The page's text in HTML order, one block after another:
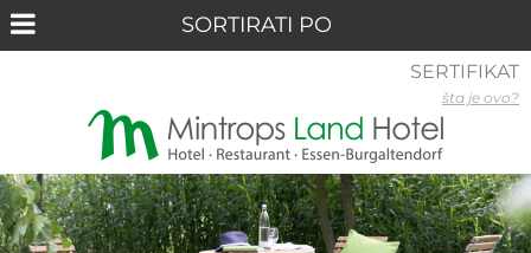
SERTIFIKAT
šta je ovo?